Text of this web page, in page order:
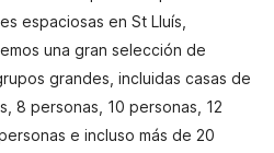
espaciosas en St Lluís,
una gran selección de
grandes, incluidas casas de
8 personas, 10 personas, 12
e incluso más de 20